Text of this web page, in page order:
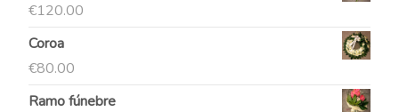
€120.00
Coroa
€80.00
Ramo fúnebre